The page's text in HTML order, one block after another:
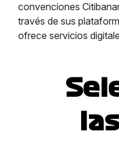
convenciones
través de sus
ofrece servicios